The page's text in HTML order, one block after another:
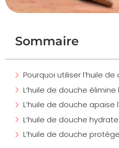
Sommaire
Pourquoi utiliser l’huile de
L’huile de douche
L’huile de douche apaise
L’huile de douche
L’huile de douche